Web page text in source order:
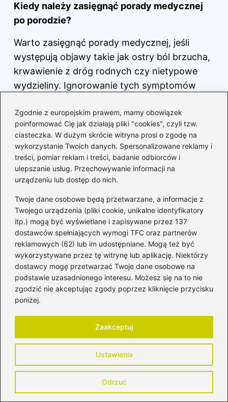
Zgodnie z europejskim prawem, mamy obowiązek
poinformować Cię jak działają pliki "cookies", czyli tzw.
ciasteczka. W dużym skrócie witryna prosi o zgodę na
wykorzystanie Twoich danych. Spersonalizowane reklamy i
treści, pomiar reklam i treści, badanie odbiorców i
ulepszanie usług. Przechowywanie informacji na
urządzeniu lub dostęp do nich.
Twoje dane osobowe będą przetwarzane, a informacje z
Twojego urządzenia (pliki cookie, unikalne identyfikatory
itp.) mogą być wyświetlane i zapisywane przez 137
dostawców spełniających wymogi TFC oraz partnerów
reklamowych (62) lub im udostępniane. Mogą też być
wykorzystywane przez tę witrynę lub aplikację. Niektórzy
dostawcy mogę przetwarzać Twoje dane osobowe na
podstawie uzasadnionego interesu. Możesz się na to nie
zgodzić nie akceptując zgody poprzez kliknięcie przycisku
poniżej.
Ustawienia
Odrzuć
Zaakceptuj
Kiedy należy zasięgnąć porady medycznej
po porodzie?
Warto zasięgnąć porady medycznej, jeśli
występują objawy takie jak ostry ból brzucha,
krwawienie z dróg rodnych czy nietypowe
wydzieliny. Ignorowanie tych symptomów
zdrowotnych, dlatego lepiej wcześniej
skonsultować się z lekarzem. Szybka reakcja
może znacząco wpłynąć na dalsze
zdrowienie.
Powiązane wpisy:
Skuteczne metody na walkę z
pleśniawkami w ciąży – co warto
wiedzieć?
Zdrowe propozycje – co można jeść
podczas karmienia piersią?
Bakłażan w diecie mamy karmiącej – co
warto wiedzieć?
podczas karmienia piersią?
Awokado w diecie matki karmiącej –
dlaczego warto po nie sięgnąć?
Jak skutecznie chronić się przed